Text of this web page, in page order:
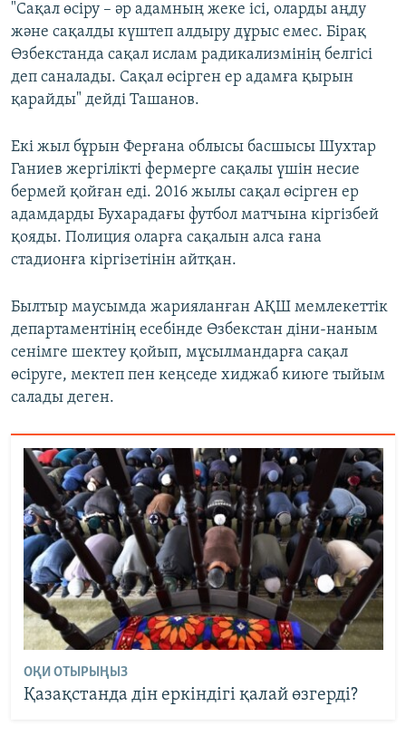
"Сақал өсіру – әр адамның жеке ісі, оларды аңду
және сақалды күштеп алдыру дұрыс емес. Бірақ
Өзбекстанда сақал ислам радикализмінің белгісі
деп саналады. Сақал өсірген ер адамға қырын
қарайды" дейді Ташанов.
Екі жыл бұрын Ферғана облысы басшысы Шухтар
Ганиев жергілікті фермерге сақалы үшін несие
бермей қойған еді. 2016 жылы сақал өсірген ер
адамдарды Бухарадағы футбол матчына кіргізбей
қояды. Полиция оларға сақалын алса ғана
стадионға кіргізетінін айтқан.
Былтыр маусымда жарияланған АҚШ мемлекеттік
департаментінің есебінде Өзбекстан діни-наным
сенімге шектеу қойып, мұсылмандарға сақал
өсіруге, мектеп пен кеңседе хиджаб киюге тыйым
салады деген.
ОҚИ ОТЫРЫҢЫЗ
Қазақстанда дін еркіндігі қалай өзгерді?